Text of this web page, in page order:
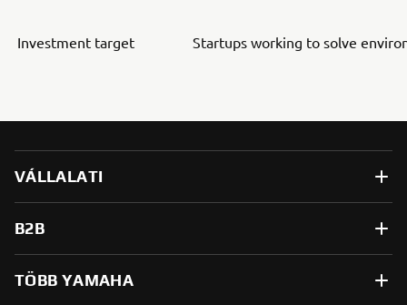
Investment target Startups working to solve
VÁLLALATI
B2B
TÖBB YAMAHA